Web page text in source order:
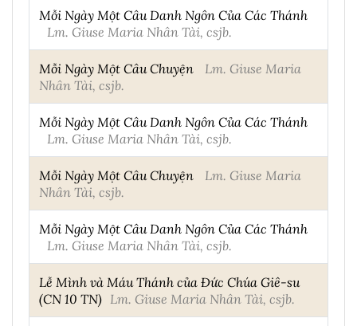
Mỗi Ngày Một Câu Danh Ngôn Của Các Thánh
Lm. Giuse Maria Nhân Tài, csjb.
Mỗi Ngày Một Câu Chuyện
Lm. Giuse Maria
Nhân Tài, csjb.
Mỗi Ngày Một Câu Danh Ngôn Của Các Thánh
Lm. Giuse Maria Nhân Tài, csjb.
Mỗi Ngày Một Câu Chuyện
Lm. Giuse Maria
Nhân Tài, csjb.
Mỗi Ngày Một Câu Danh Ngôn Của Các Thánh
Lm. Giuse Maria Nhân Tài, csjb.
Lễ Mình và Máu Thánh của Đức Chúa Giê-su
(CN 10 TN) Lm. Giuse Maria Nhân Tài, csjb.